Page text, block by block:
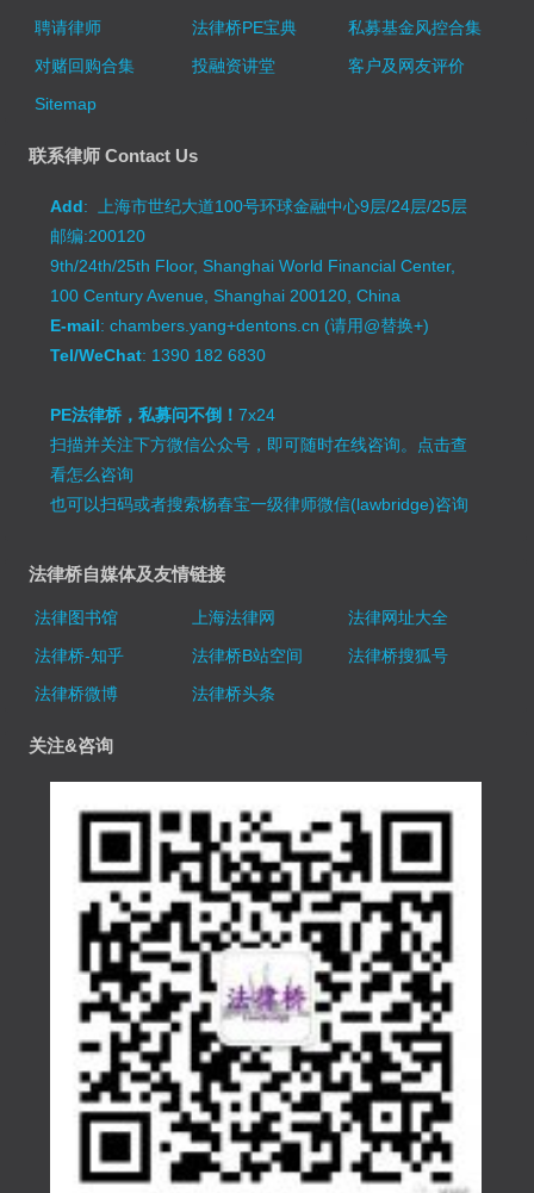
聘请律师
法律桥PE宝典
私募基金风控合集
对赌回购合集
投融资讲堂
客户及网友评价
Sitemap
联系律师 Contact Us
Add: 上海市世纪大道100号环球金融中心9层/24层/25层
邮编:200120
9th/24th/25th Floor, Shanghai World Financial Center,
100 Century Avenue, Shanghai 200120, China
E-mail: chambers.yang+dentons.cn (请用@替换+)
Tel/WeChat: 1390 182 6830
PE法律桥，私募问不倒！7x24
扫描并关注下方微信公众号，即可随时在线咨询。 点击查
看怎么咨询
也可以扫码或者搜索杨春宝一级律师微信(lawbridge)咨询
法律桥自媒体及友情链接
法律图书馆 上海法律网
法律网址大全
法律桥-知乎
法律桥B站空间
法律桥搜狐号
法律桥微博
法律桥头条
关注&咨询